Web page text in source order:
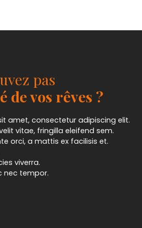
pas
de vos rêves ?
amet, consectetur adipiscing elit.
vitae, fringilla eleifend sem.
orci, a mattis ex facilisis et.
viverra.
nec tempor.